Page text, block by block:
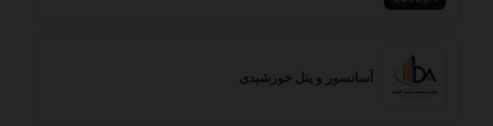
آسانسور و پنل خورشیدی